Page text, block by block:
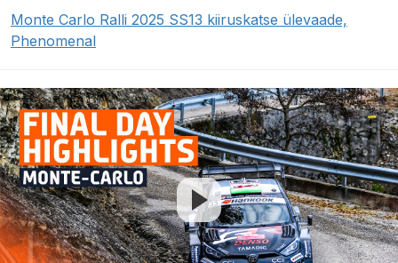
Monte Carlo Ralli 2025 SS13 kiiruskatse ülevaade,
Phenomenal